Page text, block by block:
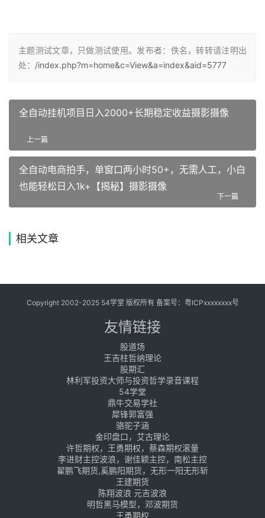
主题测试文章，只做测试使用。发布者：佚名，转转请注明出
处： /index.php?m=home&c=View&a=index&aid=5777
全自动挂机项目日入2000+长期稳定收益摄影摄像
上一篇
全自动电商拍手，单窗口两小时50+，无需人工，小白
也能轻松日入1k+【揭秘】摄影摄像
下一篇
相关文章
Copyright 2002-2025 54学堂 版权所有 备案号： 粤ICPxxxxxxxx号
友情链接
股道场
王吉柱哲纳理论
股期汇
林利军投资大师与投资哲学录音课程
54学堂
鼎牛交易学社
犀锋郭富强
骆驼子涵
金印盘口，艾古理论
许哲期权，王勇期权，蔡森期权滚量
李进财主控波浪，谢佳颖主控，南松主控
翟鹏飞期货,奚鹏阳期货，无形一阳无形斩
王建期货
陈翔波浪 元吉波浪
明哲黑马模型，邓波期货
王勇期权